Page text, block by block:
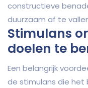
constructieve
duurzaam af te
Stimulans
doelen te
Een belangrijk
de stimulans die het